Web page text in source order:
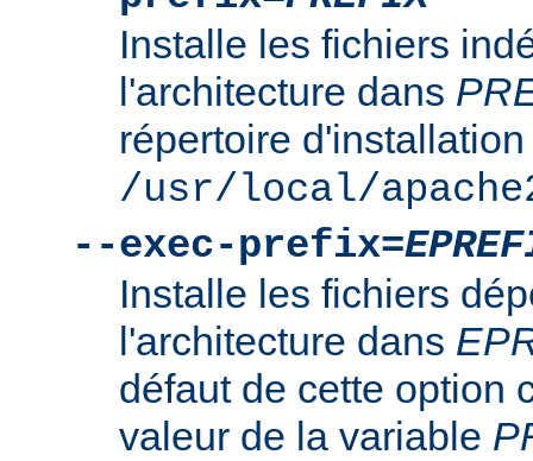
Installe les fichiers
l'architecture dans
répertoire
/usr/local/
--exec-prefix=
Installe les fichiers
l'architecture dans
défaut de cette option
valeur de la variable